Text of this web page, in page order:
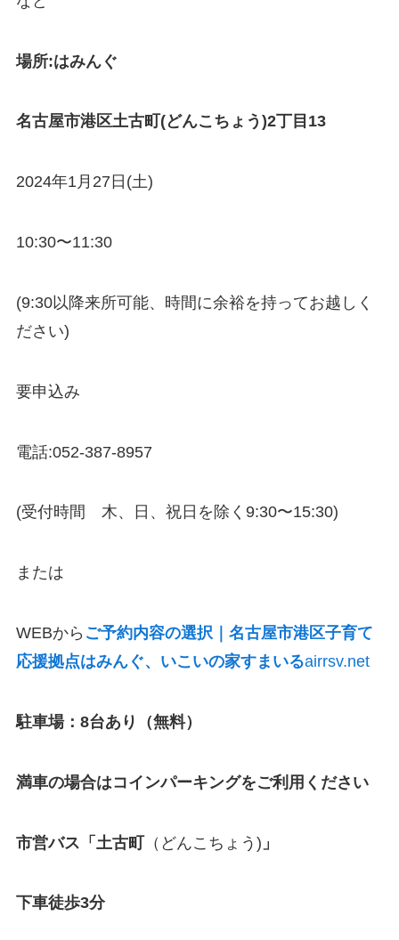
場所:はみんぐ
名古屋市港区土古町(どんこちょう)2丁目13
2024年1月27日(土)
10:30〜11:30
(9:30以降来所可能、時間に余裕を持ってお越しく
ださい)
要申込み
電話:052-387-8957
(受付時間 木、日、祝日を除く9:30〜15:30)
または
WEBから ご予約内容の選択｜名古屋市港区子育て
応援拠点はみんぐ、いこいの家すまいるairrsv.net
駐車場：8台あり（無料）
満車の場合はコインパーキングをご利用ください
市営バス「土古町（どんこちょう) 」
下車徒歩3分